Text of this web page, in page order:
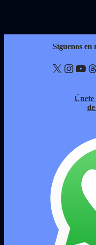
Síguenos en
X Instagram YouTube Threads
Únete